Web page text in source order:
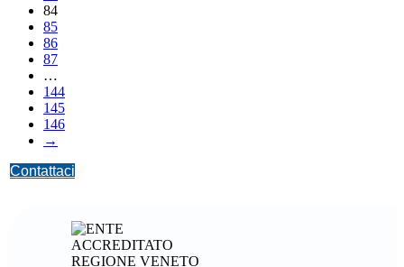
84
85
86
87
…
144
145
146
→
Contattaci